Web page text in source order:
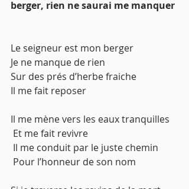
berger, rien ne saurai me manquer
Le seigneur est mon berger
Je ne manque de rien
Sur des prés d’herbe fraiche
Il me fait reposer
Il me mène vers les eaux tranquilles
Et me fait revivre
Il me conduit par le juste chemin
Pour l’honneur de son nom